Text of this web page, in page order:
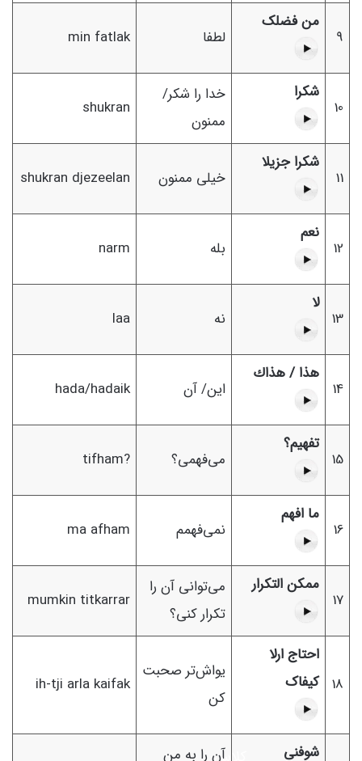
9
من فضلک
لطفا min fatlak
10
شکرا
خدا را شکر/
ممنون
shukran
11
شکرا جزیلا
خیلی ممنون shukran djezeelan
12
نعم
بله narm
13
لا
نه laa
14
هذا / هذاك
این/ آن hada/hadaik
15
تفهیم؟
می‌فهمی؟ tifham?
16
ما افهم
نمی‌فهمم ma afham
17
ممکن التکرار
می‌توانی آن را
تکرار کنی؟
mumkin titkarrar
18
احتاج ارلا
کیفاک
یواش‌تر صحبت
کن
ih-tji arla kaifak
شوفنی آن را به من